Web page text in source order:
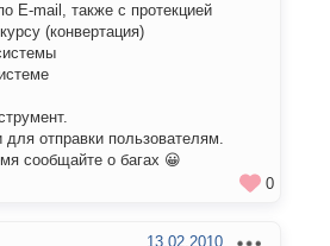
E-mail, также с протекцией
(конвертация)
отправки пользователям.
сообщайте о багах 😀
0
13.02.2010